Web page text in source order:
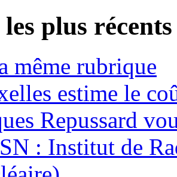
plus récents
même rubrique
estime le
Repussard
: Institut de